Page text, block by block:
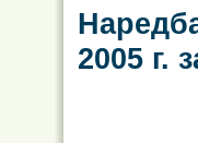
2005 г.